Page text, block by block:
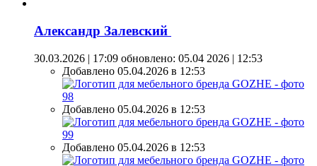
Александр Залевский
30.03.2026 | 17:09 обновлено: 05.04 2026 | 12:53
Добавлено 05.04.2026 в 12:53
Добавлено 05.04.2026 в 12:53
Добавлено 05.04.2026 в 12:53